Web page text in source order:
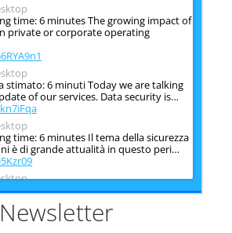
time: 6 minutes The growing impact of
private or corporate operating
stimato: 6 minuti Today we are talking
of our services. Data security is…
time: 6 minutes Il tema della sicurezza
è di grande attualità in questo peri…
time: 6 minutes The issue of
is very topical in this historical
Newsletter